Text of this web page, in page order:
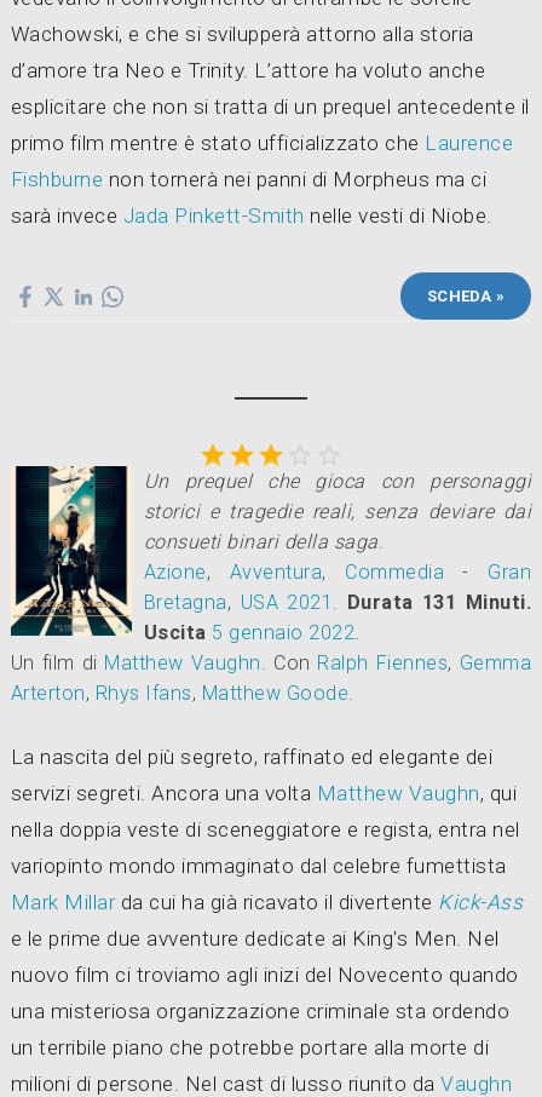
Wachowski, e che si svilupperà attorno alla storia
d’amore tra Neo e Trinity. L’attore ha voluto anche
esplicitare che non si tratta di un prequel antecedente il
primo film mentre è stato ufficializzato che Laurence
Fishburne non tornerà nei panni di Morpheus ma ci
sarà invece Jada Pinkett-Smith nelle vesti di Niobe.
SCHEDA »

Un prequel che gioca con personaggi
storici e tragedie reali, senza deviare dai
consueti binari della saga
Azione, Avventura, Commedia - Gran
Bretagna, USA 2021
Durata 131 Minuti.
Uscita 5 gennaio 2022
Un film di Matthew Vaughn Con Ralph Fiennes, Gemma
Arterton, Rhys Ifans, Matthew Goode
La nascita del più segreto, raffinato ed elegante dei
servizi segreti. Ancora una volta Matthew Vaughn, qui
nella doppia veste di sceneggiatore e regista, entra nel
variopinto mondo immaginato dal celebre fumettista
Mark Millarda cui ha già ricavato il divertente Kick-Ass
e le prime due avventure dedicate ai King's Men. Nel
nuovo film ci troviamo agli inizi del Novecento quando
una misteriosa organizzazione criminale sta ordendo
un terribile piano che potrebbe portare alla morte di
milioni di persone. Nel cast di lusso riunito daVaughn